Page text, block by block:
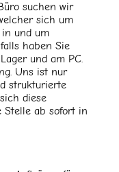
suchen wir
sich um
und um
haben Sie
und am PC.
Uns ist nur
strukturierte
diese
Stelle ab sofort in